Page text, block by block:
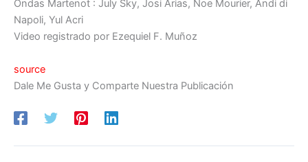
Ondas Martenot : July Sky, Josi Arias, Noe Mourier, Andi di
Napoli, Yul Acri
Video registrado por Ezequiel F. Muñoz
source
Dale Me Gusta y Comparte Nuestra Publicación